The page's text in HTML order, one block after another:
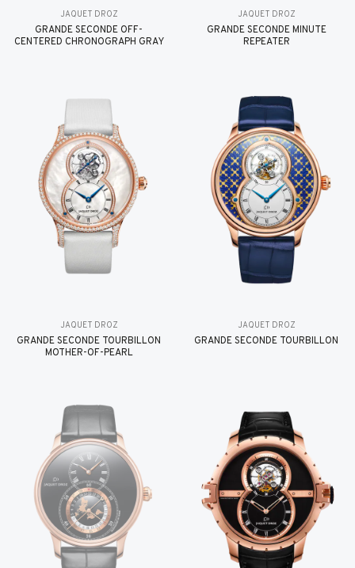
JAQUET DROZ
GRANDE SECONDE OFF-
CENTERED CHRONOGRAPH GRAY
JAQUET DROZ
GRANDE SECONDE MINUTE
REPEATER
JAQUET DROZ
GRANDE SECONDE TOURBILLON
MOTHER-OF-PEARL
JAQUET DROZ
GRANDE SECONDE TOURBILLON